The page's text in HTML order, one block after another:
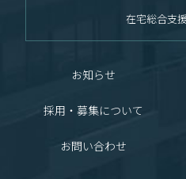
在宅総合支
お知らせ
採用・募集について
お問い合わせ